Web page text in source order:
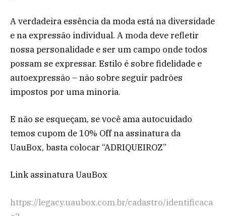
A verdadeira essência da moda está na diversidade
e na expressão individual. A moda deve refletir
nossa personalidade e ser um campo onde todos
possam se expressar. Estilo é sobre fidelidade e
autoexpressão – não sobre seguir padrões
impostos por uma minoria.
E não se esqueçam, se você ama autocuidado
temos cupom de 10% Off na assinatura da
UauBox, basta colocar “ADRIQUEIROZ”
Link assinatura UauBox
https://legacy.uaubox.com.br/cadastro/identificaca